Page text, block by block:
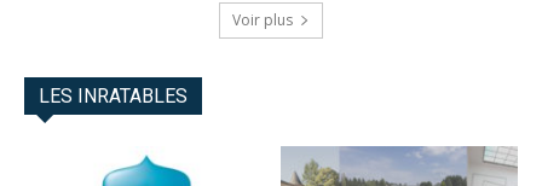
Voir plus
LES INRATABLES